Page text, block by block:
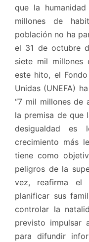
que la
millones de
población no ha
el 31 de octubre
siete mil millones
este hito, el
Unidas (UNEFA)
“7 mil millones de
la premisa de que
desigualdad
crecimiento más
tiene como
peligros de la
vez, reafirma el
planificar sus
controlar la
previsto impulsar
para difundir